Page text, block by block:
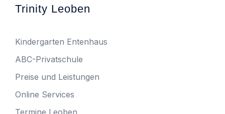
Trinity Leoben
Kindergarten Entenhaus
ABC-Privatschule
Preise und Leistungen
Online Services
Termine Leoben